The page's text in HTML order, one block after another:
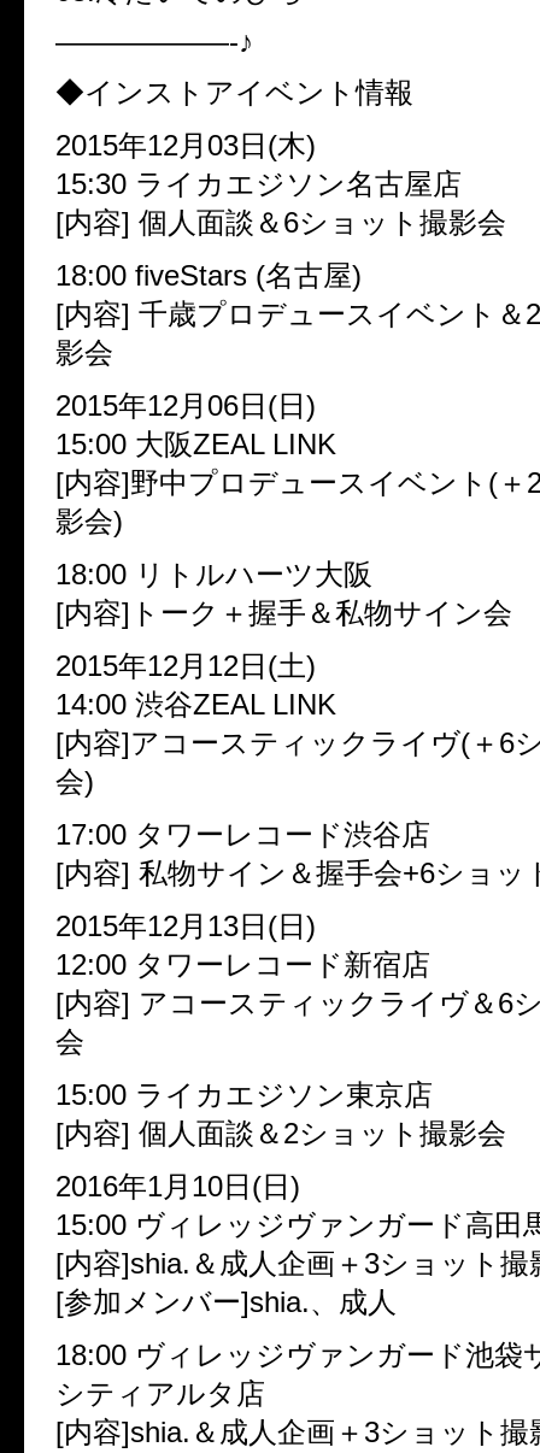
——————-♪
◆インストアイベント情報
2015年12月03日(木)
15:30 ライカエジソン名古屋店
[内容] 個人面談＆6ショット撮影会
18:00 fiveStars (名古屋)
[内容] 千歳プロデュースイベント＆
影会
2015年12月06日(日)
15:00 大阪ZEAL LINK
[内容]野中プロデュースイベント(＋
影会)
18:00 リトルハーツ大阪
[内容]トーク＋握手＆私物サイン会
2015年12月12日(土)
14:00 渋谷ZEAL LINK
[内容]アコースティックライヴ(＋6
会)
17:00 タワーレコード渋谷店
[内容] 私物サイン＆握手会+6ショッ
2015年12月13日(日)
12:00 タワーレコード新宿店
[内容] アコースティックライヴ＆6
会
15:00 ライカエジソン東京店
[内容] 個人面談＆2ショット撮影会
2016年1月10日(日)
15:00 ヴィレッジヴァンガード高田
[内容]shia.＆成人企画＋3ショット撮
[参加メンバー]shia.、成人
18:00 ヴィレッジヴァンガード池袋
シティアルタ店
[内容]shia.＆成人企画＋3ショット撮